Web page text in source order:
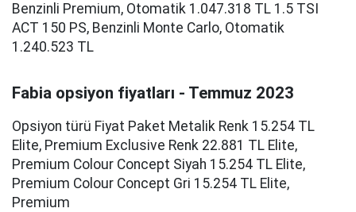
Benzinli Premium, Otomatik 1.047.318 TL 1.5 TSI
ACT 150 PS, Benzinli Monte Carlo, Otomatik
1.240.523 TL
Fabia opsiyon fiyatları - Temmuz 2023
Opsiyon türü Fiyat Paket Metalik Renk 15.254 TL
Elite, Premium Exclusive Renk 22.881 TL Elite,
Premium Colour Concept Siyah 15.254 TL Elite,
Premium Colour Concept Gri 15.254 TL Elite,
Premium